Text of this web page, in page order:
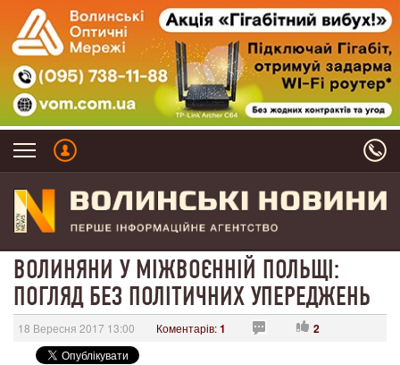
ВОЛИНЯНИ У МІЖВОЄННІЙ ПОЛЬЩІ:
ПОГЛЯД БЕЗ ПОЛІТИЧНИХ УПЕРЕДЖЕНЬ
18 Вересня 2017 13:00 Коментарів:1 2